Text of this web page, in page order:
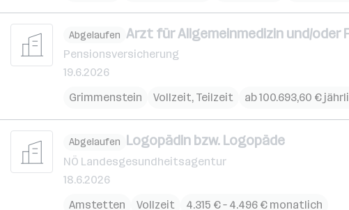
Abgelaufen Arzt für Allgemeinmedizin und/oder
Pensionsversicherung
19.6.2026
Grimmenstein
Vollzeit, Teilzeit ab 100.693,60 €
Abgelaufen Logopädin bzw. Logopäde
NÖ Landesgesundheitsagentur
18.6.2026
Amstetten
Vollzeit 4.315 € – 4.496 € monatlich